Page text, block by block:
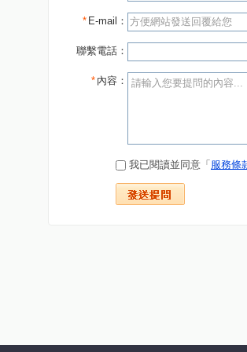
* E-mail：
聯繫電話：
* 內容：
我已閱讀並同意「 服務條